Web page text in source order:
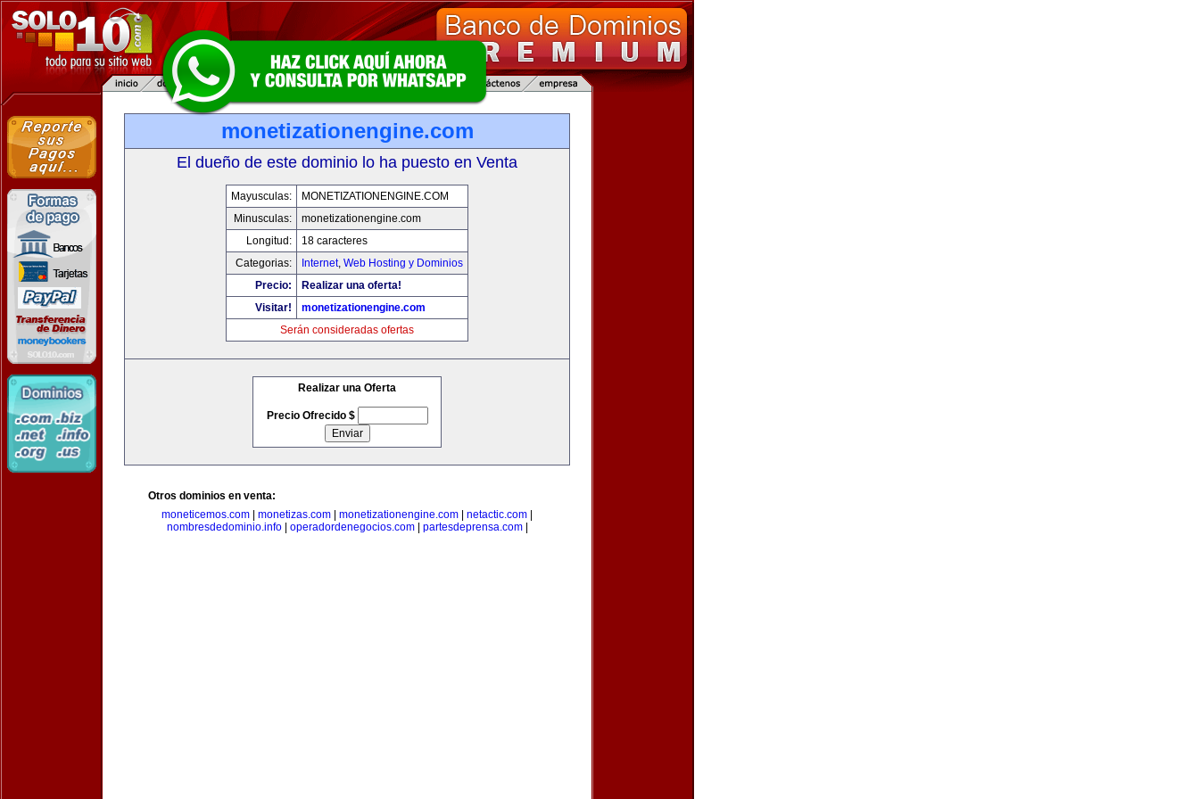
monetizationengine.com
El dueño de este dominio lo ha puesto en Venta
Mayusculas:
MONETIZATIONENGINE.COM
Minusculas:
monetizationengine.com
Longitud:
18 caracteres
Categorias:
Internet, Web Hosting y Dominios
Precio:
Realizar una oferta!
Visitar!
monetizationengine.com
Serán consideradas ofertas
Realizar una Oferta
Precio Ofrecido $
Otros dominios en venta:
moneticemos.com
monetizas.com monetizationengine.com netactic.com
nombresdedominio.info| operadordenegocios.com| partesdeprensa.com|